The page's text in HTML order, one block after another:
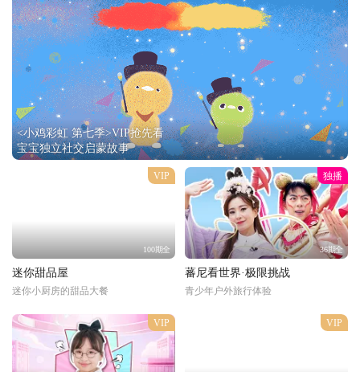
<小鸡彩虹 第七季>VIP抢先看
宝宝独立社交启蒙故事
VIP
100期全
迷你甜品屋
迷你小厨房的甜品大餐
独播
36期全
蕃尼看世界·极限挑战
青少年户外旅行体验
VIP VIP